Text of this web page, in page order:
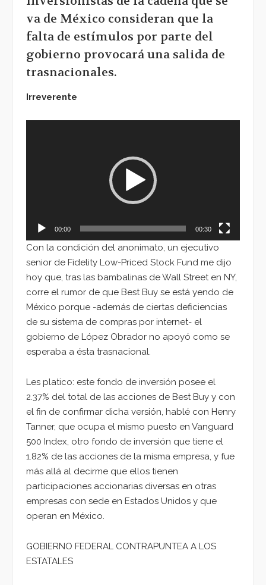
va de México consideran que la
falta de estímulos por parte del
gobierno provocará una salida de
trasnacionales.
Irreverente
00:00 00:30
Con la condición del anonimato, un ejecutivo
senior de Fidelity Low-Priced Stock Fund me dijo
hoy que, tras las bambalinas de Wall Street en NY,
corre el rumor de que Best Buy se está yendo de
México porque -además de ciertas deficiencias
de su sistema de compras por internet- el
gobierno de López Obrador no apoyó como se
esperaba a ésta trasnacional.
Les platico: este fondo de inversión posee el
2.37% del total de las acciones de Best Buy y con
el fin de confirmar dicha versión, hablé con Henry
Tanner, que ocupa el mismo puesto en Vanguard
500 Index, otro fondo de inversión que tiene el
1.82% de las acciones de la misma empresa, y fue
más allá al decirme que ellos tienen
participaciones accionarias diversas en otras
empresas con sede en Estados Unidos y que
operan en México.
GOBIERNO FEDERAL CONTRAPUNTEA A LOS
ESTATALES